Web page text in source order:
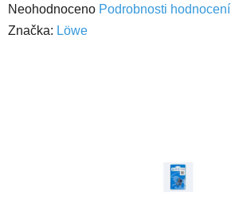
Průměrné
hodnocení
Neohodnoceno Podrobnosti hodnocení
Značka: Lӧwe